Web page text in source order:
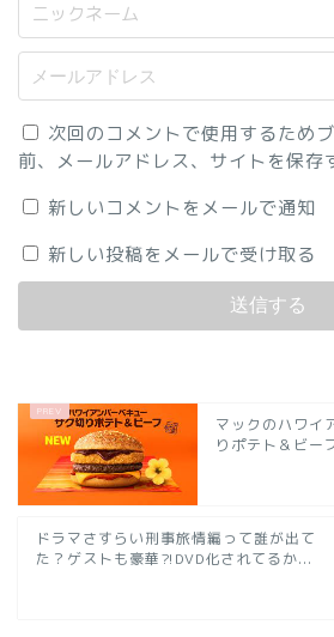
次回のコメントで使用するため
前、メールアドレス、サイトを保存
新しいコメントをメールで通知
新しい投稿をメールで受け取る
マックのハワイ
りポテト＆ビー
ドラマさすらい刑事旅情編って誰が出て
た？ゲストも豪華⁈DVD化されてるか...